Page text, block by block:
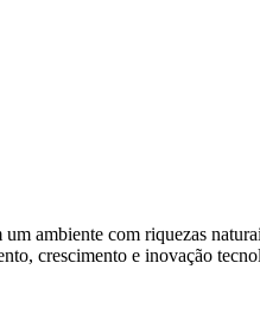
ambiente com riquezas
crescimento e inovação